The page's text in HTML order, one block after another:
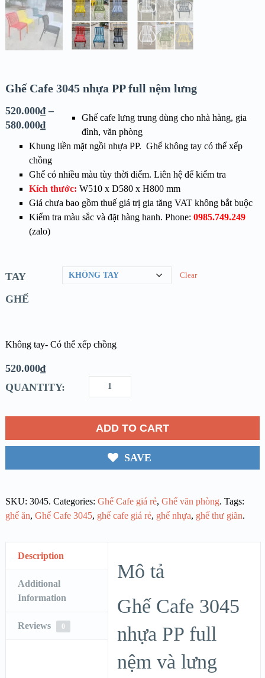
Ghế Cafe 3045 nhựa PP full nệm lưng
520.000₫ –
580.000₫
Ghế cafe lưng trung dùng cho nhà hàng, gia
đình, văn phòng
Khung liền mặt ngồi nhựa PP. Ghế không tay có thể xếp
chồng
Ghế có nhiều màu tùy thời điểm. Liên hệ để kiểm tra
Kích thước: W510 x D580 x H800 mm
Giá chưa bao gồm thuế giá trị gia tăng VAT không bắt buộc
Kiểm tra màu sắc và đặt hàng hanh. Phone: 0985.749.249
(zalo)
TAY
GHẾ
Clear
Không tay- Có thể xếp chồng
520.000₫
QUANTITY:
ADD TO CART
SAVE
SKU: 3045. Categories: Ghế Cafe giá rẻ, Ghế văn phòng. Tags:
ghế ăn, Ghế Cafe 3045, ghế cafe giá rẻ, ghế nhựa, ghế thư giãn.
Description
Additional
Information
Reviews 0
Mô tả
Ghế Cafe 3045
nhựa PP full
nệm và lưng